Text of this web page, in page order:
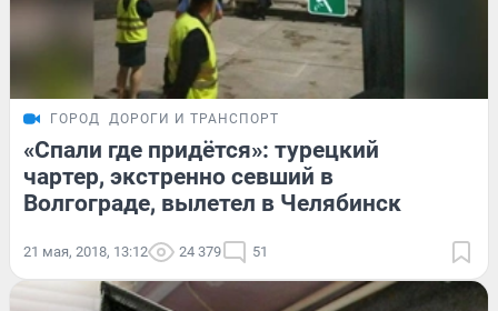
ГОРОД ДОРОГИ И ТРАНСПОРТ
«Спали где придётся»: турецкий
чартер, экстренно севший в
Волгограде, вылетел в Челябинск
21 мая, 2018, 13:12 24 379 51